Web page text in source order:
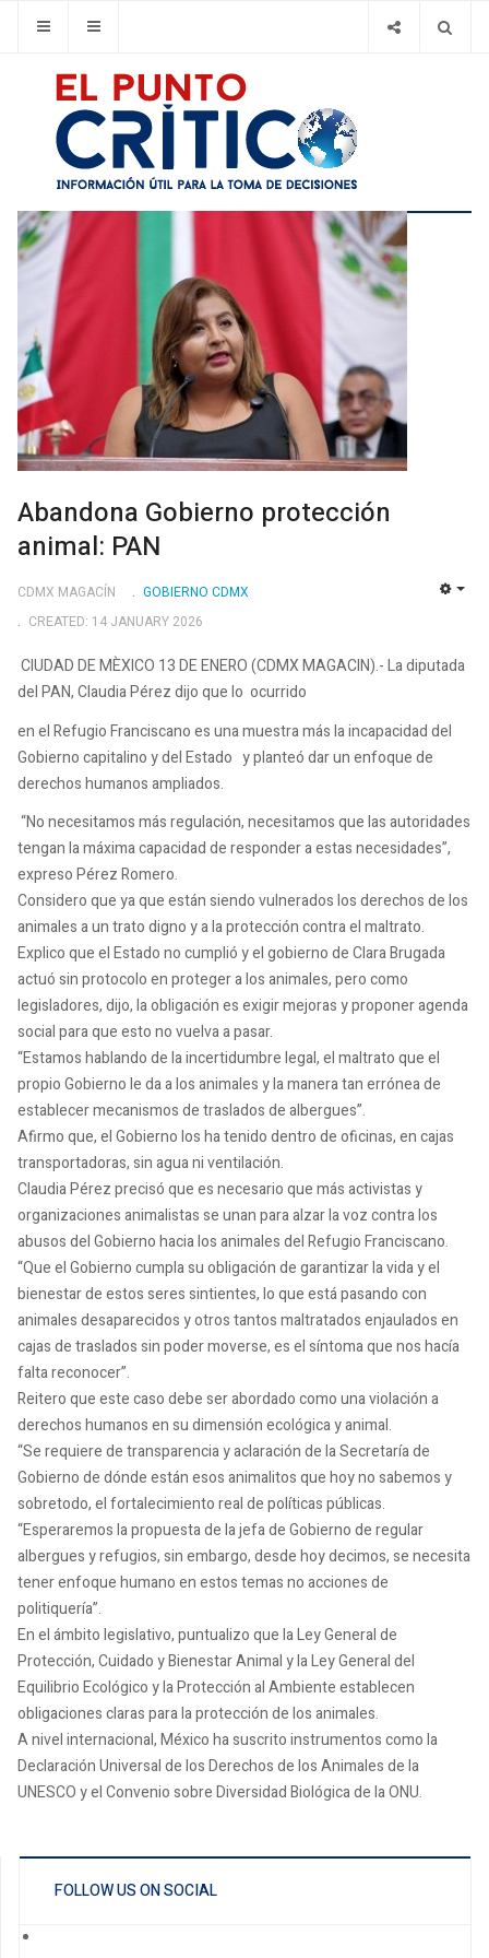
Abandona Gobierno protección
animal: PAN
CDMX MAGACÍN
GOBIERNO CDMX
CREATED: 14 JANUARY 2026
CIUDAD DE MÈXICO 13 DE ENERO (CDMX MAGACIN).- La diputada
del PAN, Claudia Pérez dijo que lo ocurrido
en el Refugio Franciscano es una muestra más la incapacidad del
Gobierno capitalino y del Estado y planteó dar un enfoque de
derechos humanos ampliados.
“No necesitamos más regulación, necesitamos que las autoridades
tengan la máxima capacidad de responder a estas necesidades”,
expreso Pérez Romero.
Considero que ya que están siendo vulnerados los derechos de los
animales a un trato digno y a la protección contra el maltrato.
Explico que el Estado no cumplió y el gobierno de Clara Brugada
actuó sin protocolo en proteger a los animales, pero como
legisladores, dijo, la obligación es exigir mejoras y proponer agenda
social para que esto no vuelva a pasar.
“Estamos hablando de la incertidumbre legal, el maltrato que el
propio Gobierno le da a los animales y la manera tan errónea de
establecer mecanismos de traslados de albergues”.
Afirmo que, el Gobierno los ha tenido dentro de oficinas, en cajas
transportadoras, sin agua ni ventilación.
Claudia Pérez precisó que es necesario que más activistas y
organizaciones animalistas se unan para alzar la voz contra los
abusos del Gobierno hacia los animales del Refugio Franciscano.
“Que el Gobierno cumpla su obligación de garantizar la vida y el
bienestar de estos seres sintientes, lo que está pasando con
animales desaparecidos y otros tantos maltratados enjaulados en
cajas de traslados sin poder moverse, es el síntoma que nos hacía
falta reconocer”.
Reitero que este caso debe ser abordado como una violación a
derechos humanos en su dimensión ecológica y animal.
“Se requiere de transparencia y aclaración de la Secretaría de
Gobierno de dónde están esos animalitos que hoy no sabemos y
sobretodo, el fortalecimiento real de políticas públicas.
“Esperaremos la propuesta de la jefa de Gobierno de regular
albergues y refugios, sin embargo, desde hoy decimos, se necesita
tener enfoque humano en estos temas no acciones de
politiquería”.
En el ámbito legislativo, puntualizo que la Ley General de
Protección, Cuidado y Bienestar Animal y la Ley General del
Equilibrio Ecológico y la Protección al Ambiente establecen
obligaciones claras para la protección de los animales.
A nivel internacional, México ha suscrito instrumentos como la
Declaración Universal de los Derechos de los Animales de la
UNESCO y el Convenio sobre Diversidad Biológica de la ONU.
FOLLOW US ON SOCIAL